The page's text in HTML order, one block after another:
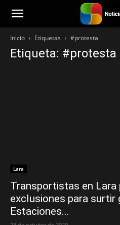
Noticias251
Inicio Etiquetas #protesta
Etiqueta: #protesta
Lara
Transportistas en
exclusiones para surtir
Estaciones...